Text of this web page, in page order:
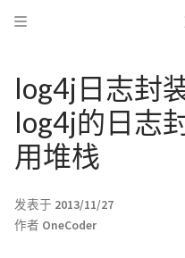
log4j日志封
log4j的日志
用堆栈
发表于 2013/11/27
作者 OneCoder